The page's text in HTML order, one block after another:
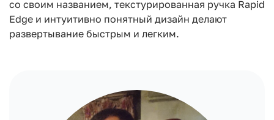
со своим названием, текстурированная ручка Rapid
Edge и интуитивно понятный дизайн делают
развертывание быстрым и легким.